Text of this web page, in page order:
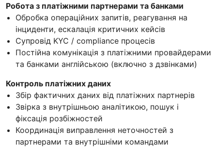
Робота з платіжними партнерами та банками
Обробка операційних запитів, реагування на
інциденти, ескалація критичних кейсів
Супровід KYC / compliance процесів
Постійна комунікація з платіжними провайдерами
та банками англійською (включно з дзвінками)
Контроль платіжних даних
Збір фактичних даних від платіжних партнерів
Звірка з внутрішньою аналітикою, пошук і
фіксація розбіжностей
Координація виправлення неточностей з
партнерами та внутрішніми командами